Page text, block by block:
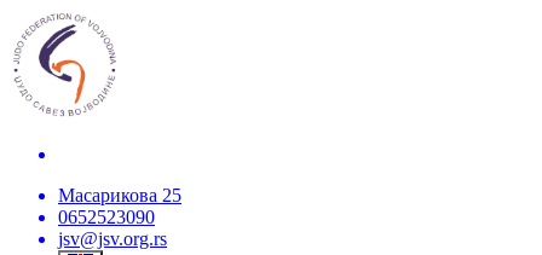
Масарикова 25
0652523090
jsv@jsv.org.rs